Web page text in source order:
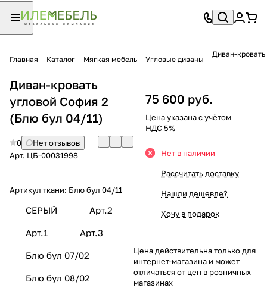
Главная Каталог Мягкая мебель Угловые диваны
Диван-
Диван-кровать
угловой София 2
(Блю бул 04/11)
0
Нет отзывов
Арт. ЦБ-00031998
Артикул ткани: Блю бул 04/11
СЕРЫЙ Арт.2
Арт.1 Арт.3
Блю бул 07/02
Блю бул 08/02
75 600 руб.
Цена указана с учётом
НДС 5%
Нет в наличии
Рассчитать доставку
Нашли дешевле?
Хочу в подарок
Цена действительна только для
интернет-магазина и может
отличаться от цен в розничных
магазинах